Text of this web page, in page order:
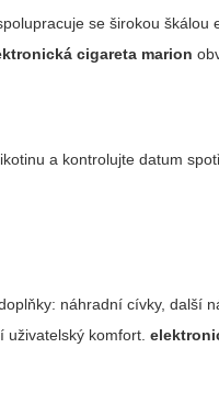
se širokou
cigareta marion
a kontrolujte datum
náhradní cívky, další
uživatelský komfort.